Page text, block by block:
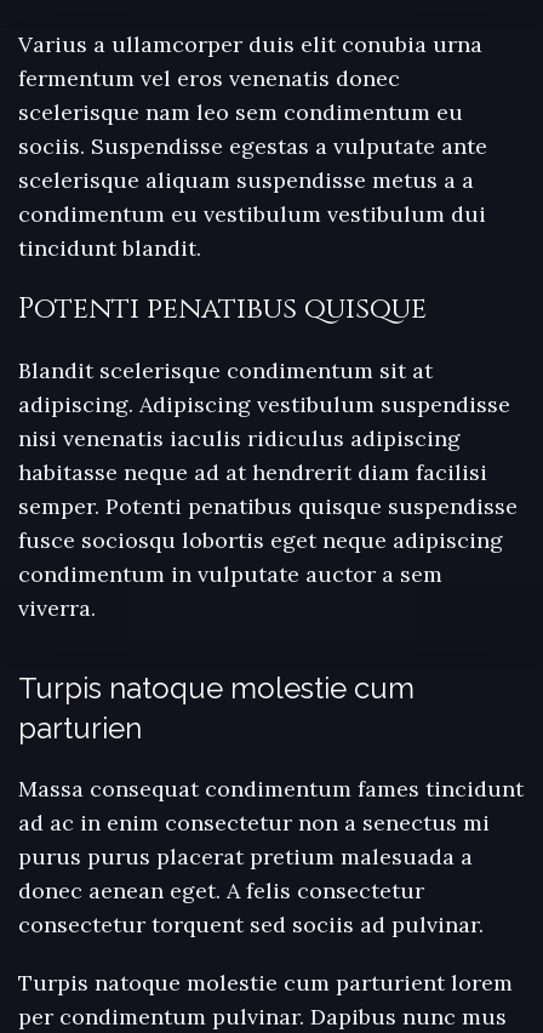
Varius a ullamcorper duis elit conubia urna
fermentum vel eros venenatis donec
scelerisque nam leo sem condimentum eu
sociis. Suspendisse egestas a vulputate ante
scelerisque aliquam suspendisse metus a a
condimentum eu vestibulum vestibulum dui
tincidunt blandit.
Potenti penatibus quisque
Blandit scelerisque condimentum sit at
adipiscing. Adipiscing vestibulum suspendisse
nisi venenatis iaculis ridiculus adipiscing
habitasse neque ad at hendrerit diam facilisi
semper. Potenti penatibus quisque suspendisse
fusce sociosqu lobortis eget neque adipiscing
condimentum in vulputate auctor a sem
viverra.
Turpis natoque molestie cum
parturien
Massa consequat condimentum fames tincidunt
ad ac in enim consectetur non a senectus mi
purus purus placerat pretium malesuada a
donec aenean eget. A felis consectetur
consectetur torquent sed sociis ad pulvinar.
Turpis natoque molestie cum parturient lorem
per condimentum pulvinar. Dapibus nunc mus